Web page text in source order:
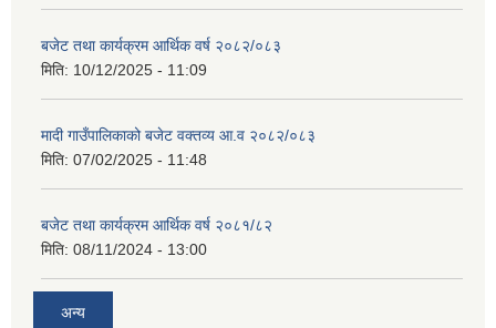
बजेट तथा कार्यक्रम आर्थिक वर्ष २०८२/०८३
मिति: 10/12/2025 - 11:09
मादी गाउँपालिकाको बजेट वक्तव्य आ.व २०८२/०८३
मिति: 07/02/2025 - 11:48
बजेट तथा कार्यक्रम आर्थिक वर्ष २०८१/८२
मिति: 08/11/2024 - 13:00
अन्य